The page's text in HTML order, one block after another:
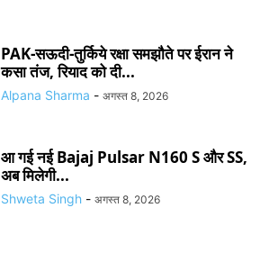
PAK-सऊदी-तुर्किये रक्षा समझौते पर ईरान ने
कसा तंज, रियाद को दी...
Alpana Sharma - अगस्त 8, 2026
आ गई नई Bajaj Pulsar N160 S और SS,
अब मिलेगी...
Shweta Singh - अगस्त 8, 2026